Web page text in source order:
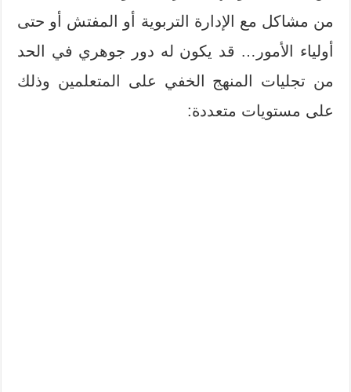
من مشاكل مع الإدارة التربوية أو المفتش أو حتى
أولياء الأمور… قد يكون له دور جوهري في الحد
من تجليات المنهج الخفي على المتعلمين وذلك
على مستويات متعددة: